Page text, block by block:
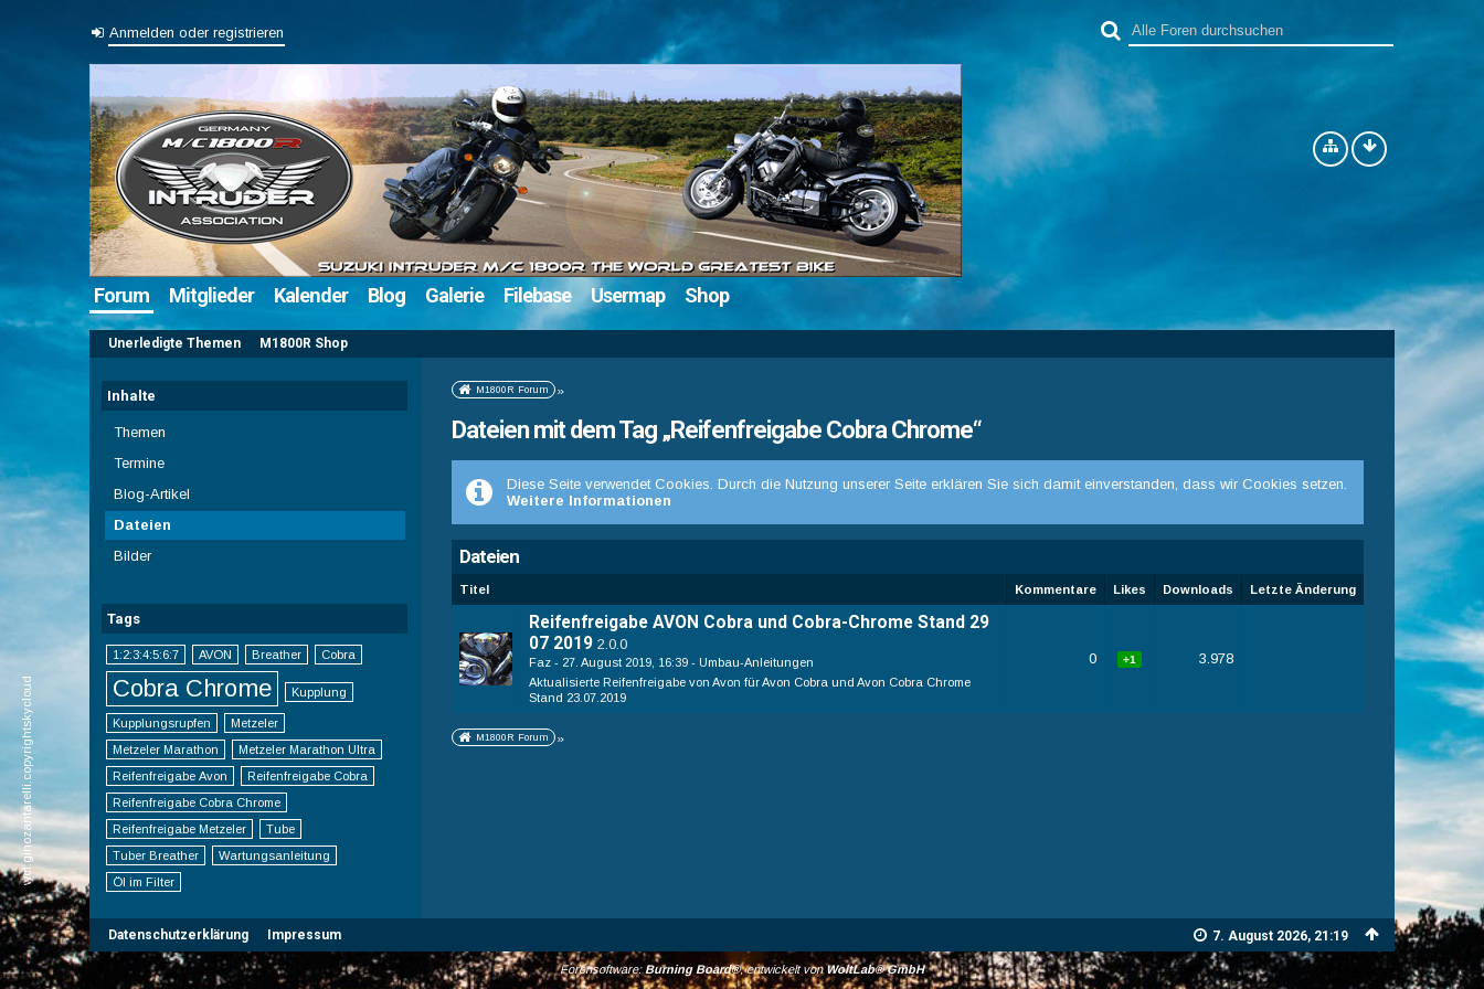
Anmelden oder registrieren
Forum Mitglieder Kalender Blog Galerie Filebase Usermap Shop
Unerledigte Themen M1800R Shop
Inhalte
Themen
Termine
Blog-Artikel
Dateien
Bilder
Tags
1:2:3:4:5:6:7 AVON Breather Cobra
Cobra Chrome Kupplung
Kupplungsrupfen
Metzeler
Metzeler Marathon
Metzeler Marathon Ultra
Reifenfreigabe Avon
Reifenfreigabe Cobra
Reifenfreigabe Cobra Chrome
Reifenfreigabe Metzeler
Tube
Tuber Breather
Wartungsanleitung
Öl im Filter
M1800R Forum »
Dateien mit dem Tag „Reifenfreigabe Cobra Chrome“
Diese Seite verwendet Cookies. Durch die Nutzung unserer Seite erklären Sie sich damit einverstanden, dass wir Cookies setzen.
Weitere Informationen
Dateien
Titel Kommentare Likes Downloads Letzte Änderung
Reifenfreigabe AVON Cobra und Cobra-Chrome Stand 29
07 2019 2.0.0
Faz 27. August 2019, 16:39
Umbau-Anleitungen
Aktualisierte Reifenfreigabe von Avon für Avon Cobra und Avon Cobra Chrome
Stand 23.07.2019
0 +1 3.978
M1800R Forum »
Datenschutzerklärung Impressum 7. August 2026, 21:19
wcf.ginozantarelli.copyrightskycloud
Forensoftware: Burning Board®, entwickelt vonWoltLab® GmbH